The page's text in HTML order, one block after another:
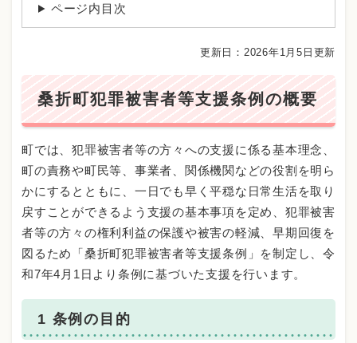
ページ内目次
更新日：2026年1月5日更新
桑折町犯罪被害者等支援条例の概要
町では、犯罪被害者等の方々への支援に係る基本理念、
町の責務や町民等、事業者、関係機関などの役割を明ら
かにするとともに、一日でも早く平穏な日常生活を取り
戻すことができるよう支援の基本事項を定め、犯罪被害
者等の方々の権利利益の保護や被害の軽減、早期回復を
図るため「桑折町犯罪被害者等支援条例」を制定し、令
和7年4月1日より条例に基づいた支援を行います。
1 条例の目的